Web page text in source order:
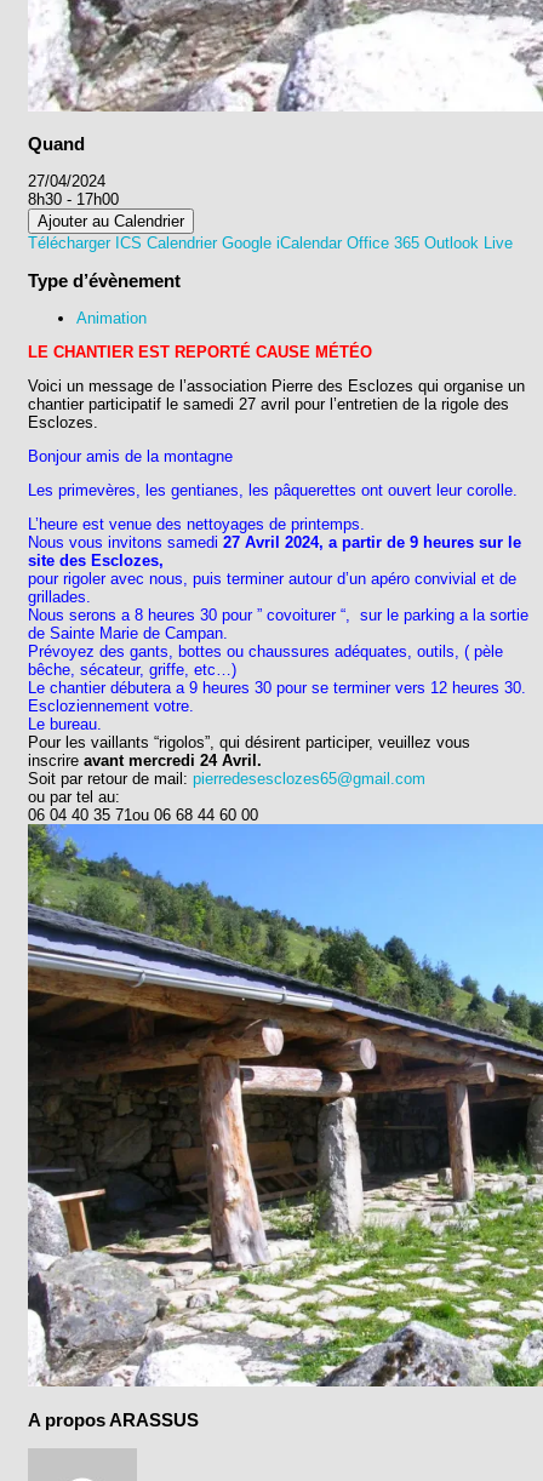
Quand
27/04/2024
8h30 - 17h00
Ajouter au Calendrier
Télécharger ICS Calendrier Google iCalendar Office 365 Outlook Live
Type d’évènement
Animation
LE CHANTIER EST REPORTÉ CAUSE MÉTÉO
Voici un message de l’association Pierre des Esclozes qui organise un
chantier participatif le samedi 27 avril pour l’entretien de la rigole des
Esclozes.
Bonjour amis de la montagne
Les primevères, les gentianes, les pâquerettes ont ouvert leur corolle.
L’heure est venue des nettoyages de printemps.
Nous vous invitons samedi 27 Avril 2024, a partir de 9 heures sur le
site des Esclozes,
pour rigoler avec nous, puis terminer autour d’un apéro convivial et de
grillades.
Nous serons a 8 heures 30 pour ” covoiturer “, sur le parking a la sortie
de Sainte Marie de Campan.
Prévoyez des gants, bottes ou chaussures adéquates, outils, ( pèle
bêche, sécateur, griffe, etc…)
Le chantier débutera a 9 heures 30 pour se terminer vers 12 heures 30.
Escloziennement votre.
Le bureau.
Pour les vaillants “rigolos”, qui désirent participer, veuillez vous
inscrire avant mercredi 24 Avril.
Soit par retour de mail: pierredesesclozes65@gmail.com
ou par tel au:
06 04 40 35 71ou 06 68 44 60 00
A propos ARASSUS